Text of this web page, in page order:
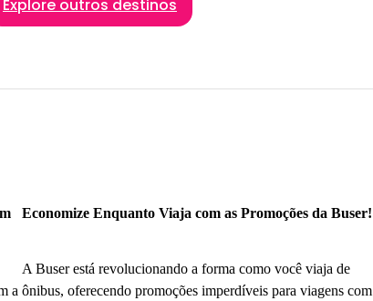
Explore outros destinos
a
Economize Enquanto Viaja com as Promoções da Buser!
A Buser está revolucionando a forma como você viaja de
ônibus, oferecendo promoções imperdíveis para viagens com